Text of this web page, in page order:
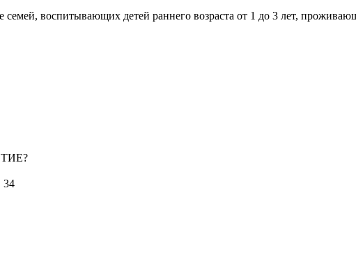
семей, воспитывающих детей раннего возраста от 1 до 3 лет,
34